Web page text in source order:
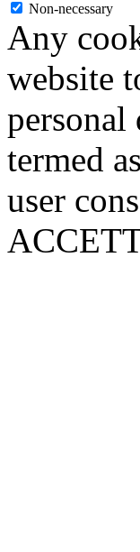
Non-necessary
Any
website
personal
termed
user